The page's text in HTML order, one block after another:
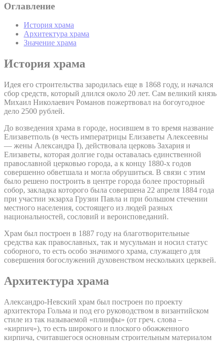
Оглавление
История храма
Архитектура храма
Значение храма
История храма
Идея его строительства зародилась еще в 1868 году, и начался
сбор средств, который длился около 20 лет. Сам великий князь
Михаил Николаевич Романов пожертвовал на богоугодное
дело 2500 рублей.
До возведения храма в городе, носившем в то время название
Елизаветполь (в честь императрицы Елизаветы Алексеевны
— жены Александра I), действовала церковь Захария и
Елизаветы, которая долгие годы оставалась единственной
православной церковью города, а к концу 1880-х годов
совершенно обветшала и могла обрушиться. В связи с этим
было решено построить в центре города более просторный
собор, закладка которого была совершена 22 апреля 1884 года
при участии экзарха Грузии Павла и при большом стечении
местного населения, состоящего из людей разных
национальностей, сословий и вероисповеданий.
Храм был построен в 1887 году на благотворительные
средства как православных, так и мусульман и носил статус
соборного, то есть особо значимого храма, служащего для
совершения богослужений духовенством нескольких церквей.
Архитектура храма
Александро-Невский храм был построен по проекту
архитектора Гольма и под его руководством в византийском
стиле из так называемой «плинфы» (от греч. слова –
«кирпич»), то есть широкого и плоского обожженного
кирпича, считавшегося основным строительным материалом